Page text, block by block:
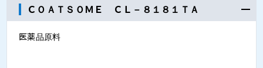
ＣＯＡＴＳＯＭＥ ＣＬ－８１８１ＴＡ
医薬品原料